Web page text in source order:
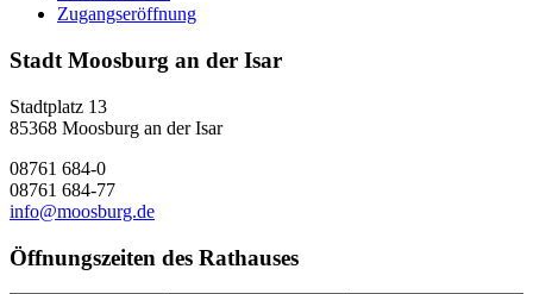
Zugangseröffnung
Stadt Moosburg an der Isar
Stadtplatz 13
85368 Moosburg an der Isar
08761 684-0
08761 684-77
info@moosburg.de
Öffnungszeiten des Rathauses